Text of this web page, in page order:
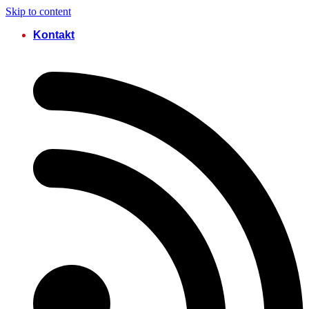
Skip to content
Kontakt